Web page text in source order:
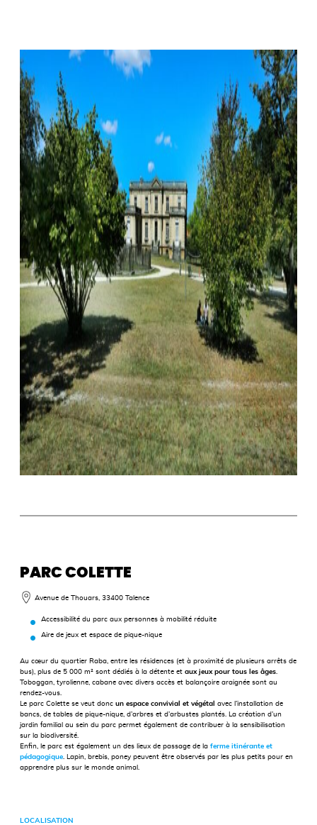
PARC COLETTE
Avenue de Thouars, 33400 Talence
Accessibilité du parc aux personnes à mobilité réduite
Aire de jeux et espace de pique-nique
Au cœur du quartier Raba, entre les résidences (et à proximité de plusieurs arrêts de
bus), plus de 5 000 m² sont dédiés à la détente etaux jeux pour tous les âges
Toboggan, tyrolienne, cabane avec divers accès et balançoire araignée sont au
rendez-vous.
Le parc Colette se veut doncun espace convivial et végétal avec l’installation de
bancs, de tables de pique-nique, d’arbres et d’arbustes plantés. La création d’un
jardin familial au sein du parc permet également de contribuer à la sensibilisation
sur la biodiversité.
Enfin, le parc est également un des lieux de passage de laferme itinérante et
pédagogique . Lapin, brebis, poney peuvent être observés par les plus petits pour en
apprendre plus sur le monde animal.
LOCALISATION